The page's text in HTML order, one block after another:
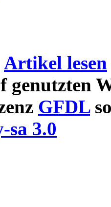
Artikel lesen
GFDL
sa 3.0